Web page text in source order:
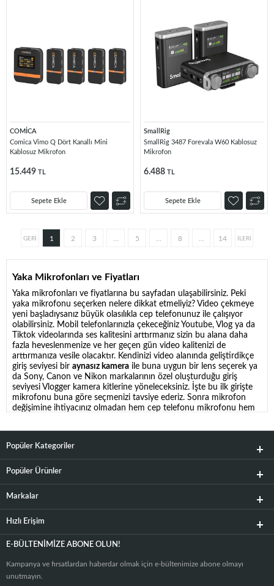
COMİCA
Comica Vimo Q Dört Kanallı Mini
Kablosuz Mikrofon
15.449 TL
Sepete Ekle
SmallRig
SmallRig 3487 Forevala W60 Kablosuz
Mikrofon
6.488 TL
Sepete Ekle
1 2 3 5 8 14
Yaka Mikrofonları ve Fiyatları
Yaka mikrofonları ve fiyatlarına bu sayfadan ulaşabilirsiniz. Peki
yaka mikrofonu seçerken nelere dikkat etmeliyiz? Video çekmeye
yeni başladıysanız büyük olasılıkla cep telefonunuz ile çalışıyor
olabilirsiniz. Mobil telefonlarınızla çekeceğiniz Youtube, Vlog ya da
Tiktok videolarında ses kalitesini arttırmanız sizin bu alana daha
fazla heveslenmenize ve her geçen gün video kalitenizi de
arttırmanıza vesile olacaktır. Kendinizi video alanında geliştirdikçe
giriş seviyesi bir aynasız kamera ile buna uygun bir lens seçerek ya
da Sony, Canon ve Nikon markalarının özel oluşturduğu giriş
seviyesi Vlogger kamera kitlerine yöneleceksiniz. İşte bu ilk girişte
mikrofonu buna göre seçmenizi tavsiye ederiz. Sonra mikrofon
değişimine ihtiyacınız olmadan hem cep telefonu mikrofonu hem
Yaka mikrofonu
arttırdığı bilinen bir gerçektir. Bu nedenle izlenme oranı yüksek
Rodewireless go ve Saramonic blink 500 B2 modelleri bu yıl video
içerik üreticilerinin en çok tercih ettikleri ürünler olmuşlardır. Video
içeriklerinde ses kalitesinin yükselmesi için en iyi yaka mikrofonu
mikrofonu kullanırken dikkat edilmesi gereken durumlar da vardır.
Bu teknikleri de uyguladığınızda en iyi ses kalitesini sağlayabilirsiniz.
Popüler Kategoriler
Popüler Ürünler
Markalar
Hızlı Erişim
E-BÜLTENIMIZE ABONE OLUN!
Kampanya ve fırsatlardan haberdar olmak için e-bültenimize abone olmayı
unutmayın.